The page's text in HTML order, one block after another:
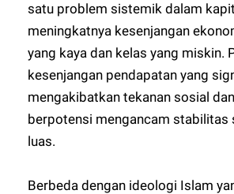
satu problem sistemik dalam
meningkatnya kesenjangan
yang kaya dan kelas yang miskin.
kesenjangan pendapatan yang
mengakibatkan tekanan sosial
berpotensi mengancam stabilitas
luas.
Berbeda dengan ideologi Islam